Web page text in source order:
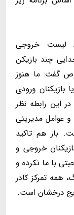
لیست خروجی
چند بازیکن
گفت: ما هنوز
بازیکنان ورودی
این رابطه نظر
عوامل مدیریتی
باز هم تاکید
خروجی و
با ما نکرده و
همه تمرکز کادر
درخشان است.